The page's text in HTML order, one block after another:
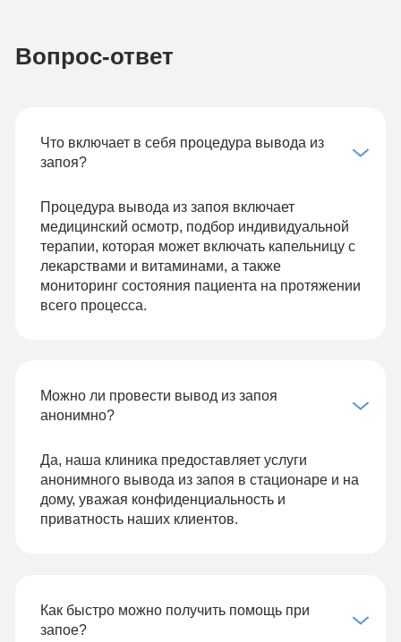
Вопрос-ответ
Что включает в себя процедура вывода из
запоя?
Процедура вывода из запоя включает
медицинский осмотр, подбор индивидуальной
терапии, которая может включать капельницу с
лекарствами и витаминами, а также
мониторинг состояния пациента на протяжении
всего процесса.
Можно ли провести вывод из запоя
анонимно?
Да, наша клиника предоставляет услуги
анонимного вывода из запоя в стационаре и на
дому, уважая конфиденциальность и
приватность наших клиентов.
Как быстро можно получить помощь при
запое?